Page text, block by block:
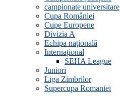
campionate universitare
Cupa României
Cupe Europene
Divizia A
Echipa națională
Internațional
SEHA League
Juniori
Liga Zimbrilor
Supercupa Romaniei